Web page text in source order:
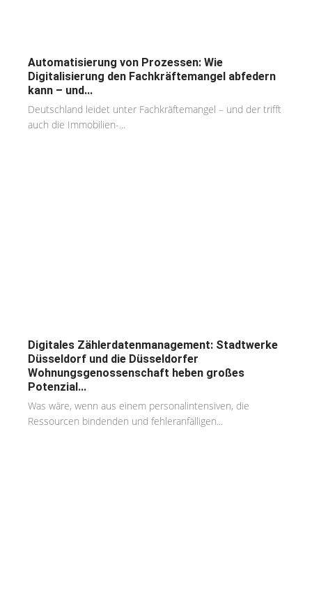
Automatisierung von Prozessen: Wie
Digitalisierung den Fachkräftemangel abfedern
kann – und...
Deutschland leidet unter Fachkräftemangel – und der trifft
auch die Immobilien-...
Digitales Zählerdatenmanagement: Stadtwerke
Düsseldorf und die Düsseldorfer
Wohnungsgenossenschaft heben großes
Potenzial...
Was wäre, wenn aus einem personalintensiven, die
Ressourcen bindenden und fehleranfälligen...